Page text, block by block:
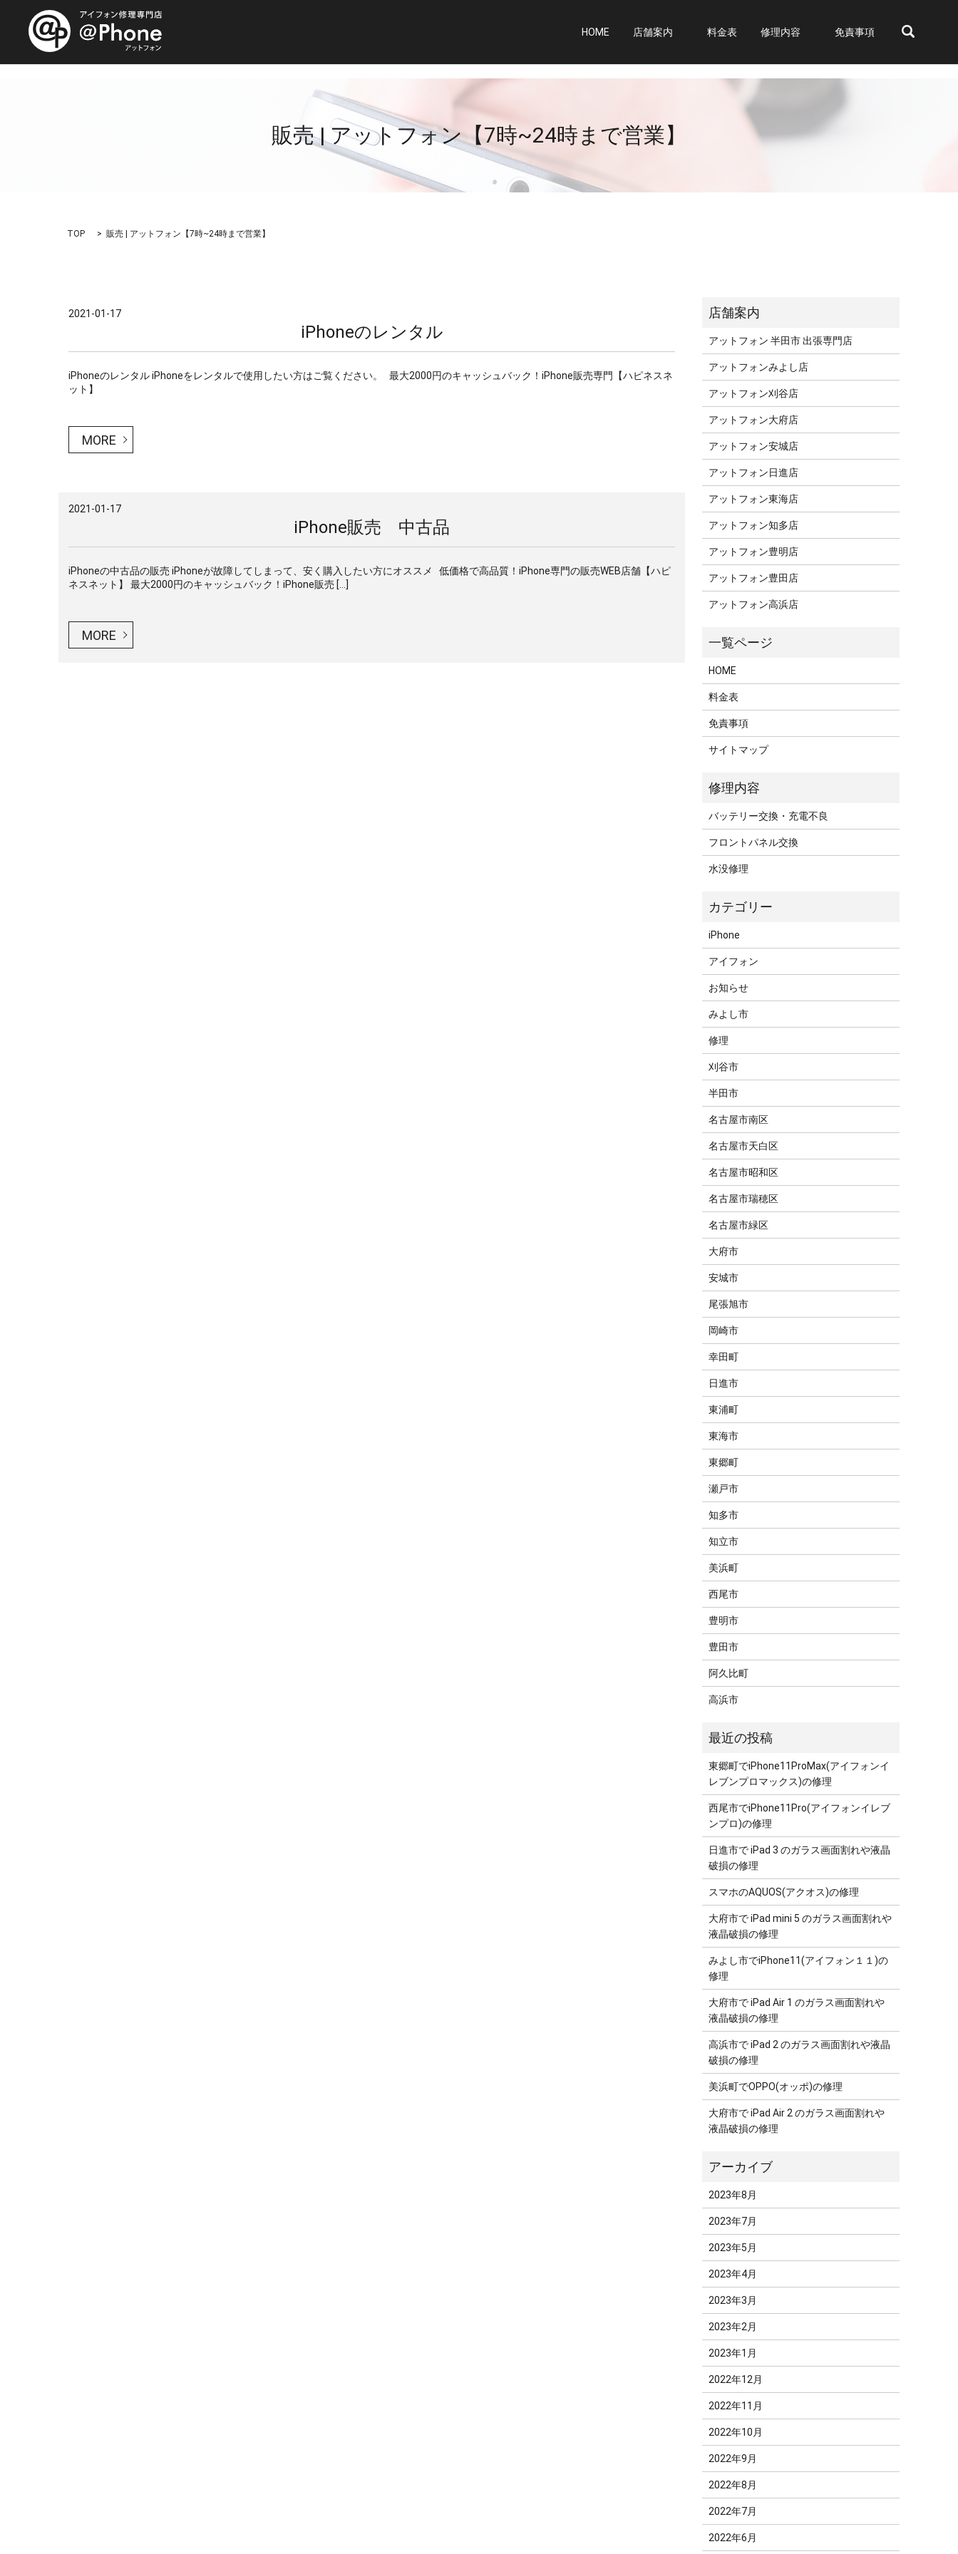
HOME 店舗案内 料金表 修理内容 免責事項
販売 | アットフォン【7時~24時まで営業】
TOP 販売 | アットフォン【7時~24時まで営業】
2021-01-17
iPhoneのレンタル
iPhoneのレンタル iPhoneをレンタルで使用したい方はご覧ください。 最大2000円のキャッシュバック！iPhone販売専門【ハピネスネ
ット】
MORE
2021-01-17
iPhone販売 中古品
iPhoneの中古品の販売 iPhoneが故障してしまって、安く購入したい方にオススメ 低価格で高品質！iPhone専門の販売WEB店舗【ハピ
ネスネット】 最大2000円のキャッシュバック！iPhone販売 […]
MORE
アットフォン 半田市 出張専門店
アットフォンみよし店
アットフォン刈谷店
アットフォン大府店
アットフォン安城店
アットフォン日進店
アットフォン東海店
アットフォン知多店
アットフォン豊明店
アットフォン豊田店
アットフォン高浜店
HOME
料金表
免責事項
サイトマップ
バッテリー交換・充電不良
フロントパネル交換
水没修理
iPhone
アイフォン
お知らせ
みよし市
修理
刈谷市
半田市
名古屋市南区
名古屋市天白区
名古屋市昭和区
名古屋市瑞穂区
名古屋市緑区
大府市
安城市
尾張旭市
岡崎市
幸田町
日進市
東浦町
東海市
東郷町
瀬戸市
知多市
知立市
美浜町
西尾市
豊明市
豊田市
阿久比町
高浜市
東郷町でiPhone11ProMax(アイフォンイ
レブンプロマックス)の修理
西尾市でiPhone11Pro(アイフォンイレブ
ンプロ)の修理
日進市で iPad 3 のガラス画面割れや液晶
破損の修理
スマホのAQUOS(アクオス)の修理
大府市で iPad mini 5 のガラス画面割れや
液晶破損の修理
みよし市でiPhone11(アイフォン１１)の
修理
大府市で iPad Air 1 のガラス画面割れや
液晶破損の修理
高浜市で iPad 2 のガラス画面割れや液晶
破損の修理
美浜町でOPPO(オッポ)の修理
大府市で iPad Air 2 のガラス画面割れや
液晶破損の修理
2023年8月
2023年7月
2023年5月
2023年4月
2023年3月
2023年2月
2023年1月
2022年12月
2022年11月
2022年10月
2022年9月
2022年8月
2022年7月
2022年6月